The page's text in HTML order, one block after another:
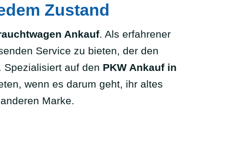
Zustand
Ankauf. Als erfahrener
Service zu bieten, der den
Spezialisiert auf den PKW Ankauf in
wenn es darum geht, ihr altes
Marke.